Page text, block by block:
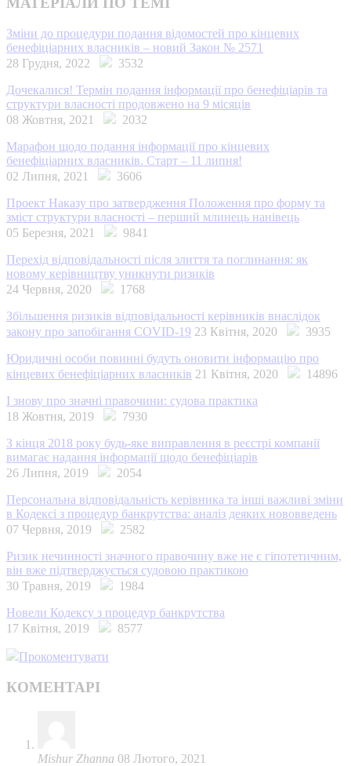
Зміни до процедури подання відомостей про кінцевих
бенефіціарних власників – новий Закон № 2571
28 Грудня, 2022
3532
Дочекалися! Термін подання інформації про бенефіціарів та
структури власності продовжено на 9 місяців
08 Жовтня, 2021
2032
Марафон щодо подання інформації про кінцевих
бенефіціарних власників. Старт – 11 липня!
02 Липня, 2021
3606
Проект Наказу про затвердження Положення про форму та
зміст структури власності – перший млинець нанівець
05 Березня, 2021
9841
Перехід відповідальності після злиття та поглинання: як
новому керівництву уникнути ризиків
24 Червня, 2020
1768
Збільшення ризиків відповідальності керівників внаслідок
закону про запобігання COVID-19 23 Квітня, 2020
3935
Юридичні особи повинні будуть оновити інформацію про
кінцевих бенефіціарних власників 21 Квітня, 2020
14896
І знову про значні правочини: судова практика
18 Жовтня, 2019
7930
З кінця 2018 року будь-яке виправлення в реєстрі компанії
вимагає надання інформації щодо бенефіціарів
26 Липня, 2019
2054
Персональна відповідальність керівника та інші важливі зміни
в Кодексі з процедур банкрутства: аналіз деяких нововведень
07 Червня, 2019
2582
Ризик нечинності значного правочину вже не є гіпотетичним,
він вже підтверджується судовою практикою
30 Травня, 2019
1984
Новели Кодексу з процедур банкрутства
17 Квітня, 2019
8577
Прокоментувати
КОМЕНТАРІ
Mishur Zhanna 08 Лютого, 2021